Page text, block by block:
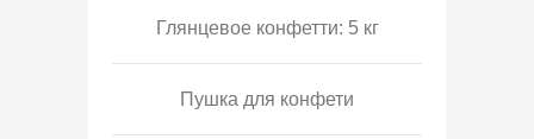
Глянцевое конфетти: 5 кг
Пушка для конфети